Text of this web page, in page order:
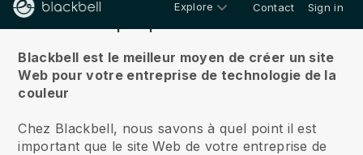
Explore Contact Sign in
Blackbell est le meilleur moyen de créer un site
Web pour votre entreprise de technologie de la
couleur
Chez Blackbell, nous savons à quel point il est
important que le site Web de votre entreprise de